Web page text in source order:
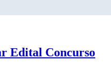
Edital Concurso